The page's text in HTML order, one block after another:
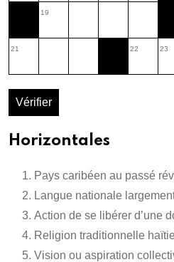
19
21 22 23
Vérifier
Horizontales
Pays caribéen au passé
Langue nationale
Action de se libérer d’une
Religion traditionnelle
Vision ou aspiration